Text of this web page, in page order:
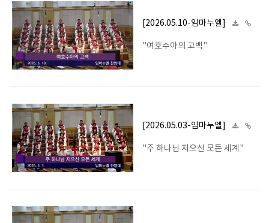
[2026.05.10-임마누엘]
"여호수아의 고백"
[2026.05.03-임마누엘]
"주 하나님 지으신 모든 세계"